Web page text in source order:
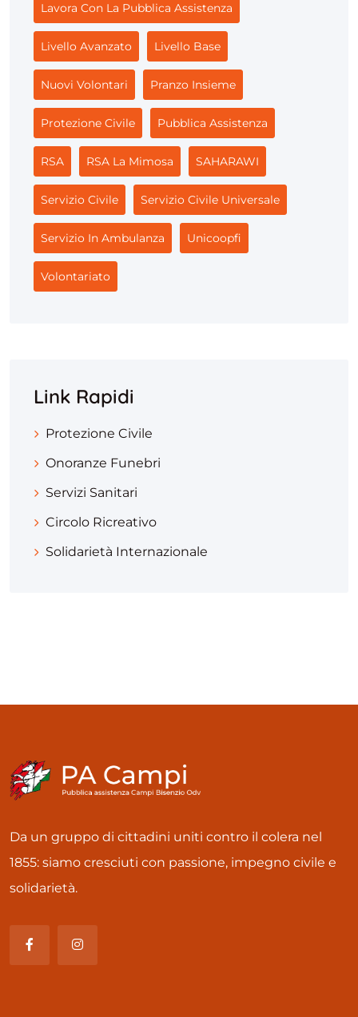
Lavora Con La Pubblica Assistenza
Livello Avanzato Livello Base
Nuovi Volontari Pranzo Insieme
Protezione Civile Pubblica Assistenza
RSA RSA La Mimosa SAHARAWI
Servizio Civile Servizio Civile Universale
Servizio In Ambulanza Unicoopfi
Volontariato
Link Rapidi
Protezione Civile
Onoranze Funebri
Servizi Sanitari
Circolo Ricreativo
Solidarietà Internazionale
Da un gruppo di cittadini uniti contro il colera nel
1855: siamo cresciuti con passione, impegno civile e
solidarietà.